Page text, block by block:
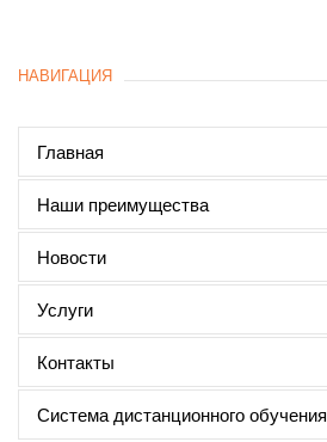
НАВИГАЦИЯ
Главная
Наши преимущества
Новости
Услуги
Контакты
Система дистанционного обучения